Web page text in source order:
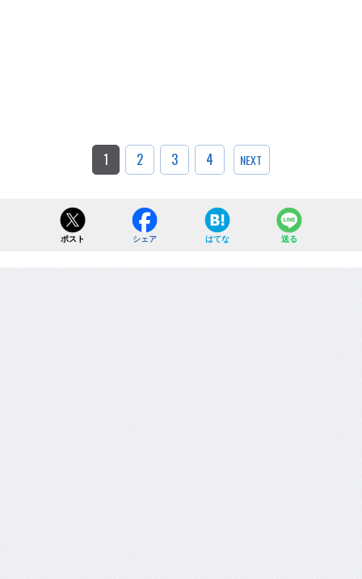
1 2 3 4 NEXT
ポスト シェア はてな 送る